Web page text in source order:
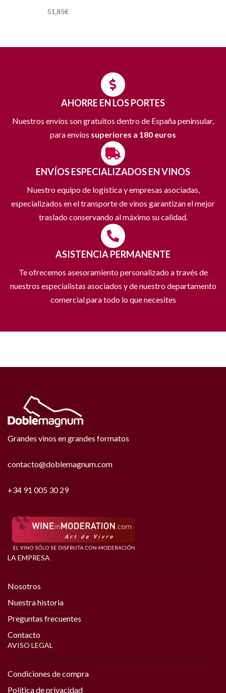
51,85€
AHORRE EN LOS PORTES
Nuestros envíos son gratuitos dentro de España peninsular,
para envíos superiores a 180 euros
ENVÍOS ESPECIALIZADOS EN VINOS
Nuestro equipo de logística y empresas asociadas,
especializados en el transporte de vinos garantizan el mejor
traslado conservando al máximo su calidad.
ASISTENCIA PERMANENTE
Te ofrecemos asesoramiento personalizado a través de
nuestros especialistas asociados y de nuestro departamento
comercial para todo lo que necesites
Grandes vinos en grandes formatos
contacto@doblemagnum.com
+34 91 005 30 29
LA EMPRESA
Nosotros
Nuestra historia
Preguntas frecuentes
Contacto
AVISO LEGAL
Condiciones de compra
Política de privacidad